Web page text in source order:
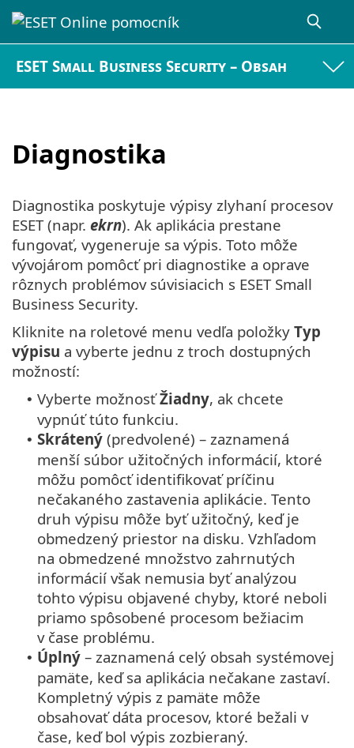
ESET Small Business Security – Obsah
Diagnostika
Diagnostika poskytuje výpisy zlyhaní procesov
ESET (napr. ekrn). Ak aplikácia prestane
fungovať, vygeneruje sa výpis. Toto môže
vývojárom pomôcť pri diagnostike a oprave
rôznych problémov súvisiacich s ESET Small
Business Security.
Kliknite na roletové menu vedľa položky Typ
výpisu a vyberte jednu z troch dostupných
možností:
• Vyberte možnosťŽiadny, ak chcete
vypnúť túto funkciu.
• Skrátený (predvolené) – zaznamená
menší súbor užitočných informácií, ktoré
môžu pomôcť identifikovať príčinu
nečakaného zastavenia aplikácie. Tento
druh výpisu môže byť užitočný, keď je
obmedzený priestor na disku. Vzhľadom
na obmedzené množstvo zahrnutých
informácií však nemusia byť analýzou
tohto výpisu objavené chyby, ktoré neboli
priamo spôsobené procesom bežiacim
v čase problému.
• Úplný – zaznamená celý obsah systémovej
pamäte, keď sa aplikácia nečakane zastaví.
Kompletný výpis z pamäte môže
obsahovať dáta procesov, ktoré bežali v
čase, keď bol výpis zozbieraný.